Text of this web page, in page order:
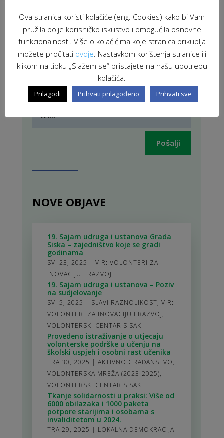
Pošalji
NOVE OBJAVE
19. Sajam udruga i ustanova Grada
Siska – zajedništvo koje se gradi
godinama
SVI 23, 2025 | VIR: VOLONTERI ZA
INOVACIJU I RAZVOJ
19. Sajam udruga i ustanova – Poziv
na sudjelovanje
SVI 5, 2025 | SLAVI RAZNOLIKOST, VIR:
VOLONTERI ZA INOVACIJU I RAZVOJ,
VOLONTERSKI CENTAR SISAK
Provedeno istraživanje o utjecaju
volonterske podrške u učenju na
školski uspjeh i osobni rast učenika
TRA 30, 2025 | AKTIVNO GRAĐANSTVO,
VOLONTERSKA MREŽA (2023-2025),
VOLONTERSKI CENTAR SISAK
Tkanje solidarnosti u praksi: Više od
6000 obilazaka i 1000 paketa
potpore starijima i osobama s
invaliditetom u 2024.
TRA 29, 2025 | LOKALNA DEMOKRACIJA
Ova stranica koristi kolačiće (eng. Cookies) kako bi Vam
pružila bolje korisničko iskustvo i omogućila osnovne
funkcionalnosti. Više o kolačićima koje stranica prikuplja
možete pročitati ovdje . Nastavkom korištenja stranice ili
klikom na tipku „Slažem se“ pristajete na našu upotrebu
kolačića.
Prilagodi Prihvati prilagođeno Prihvati sve